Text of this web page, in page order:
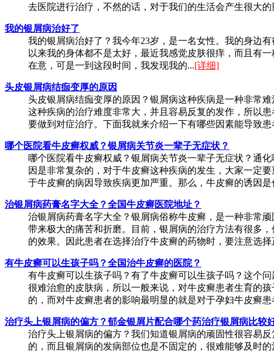
去医院进行治疗，不然的话，对于我们的生活会产生很大的
我的银屑病治好了
我的银屑病治好了？我今年23岁，是一名女性。我的身边
以来我的身体都不是太好，最近我感觉皮肤很痒，而且有
在意，可是一到这段时间，我发现我的...[详细]
头皮银屑病结痂变厚的原因
头皮银屑病结痂变厚的原因？银屑病这种疾病是一种非常
这种疾病的治疗难度非常大，并且容易反复的发作，所以
要做到对症治疗。下面我就来介绍一下有哪些因素能导致患
哪个医院看牛皮癣权威？银屑病关节炎一辈子无症状？
哪个医院看牛皮癣权威？银屑病关节炎一辈子无症状？通
因是非常复杂的，对于牛皮癣这种疾病的发生，大家一定
于牛皮癣的病因导致疾病更加严重。那么，牛皮癣的诱因是
治银屑病药膏名字大全？全国牛皮癣医院地址？
治银屑病药膏名字大全？银屑病俗称牛皮癣，是一种非常
带来极大的痛苦和折磨。目前，银屑病的治疗方法有很多
的效果。因此患者在选择治疗牛皮癣的药物时，要注意选择
有牛皮癣可以生孩子吗？全国治牛皮癣的医院？
有牛皮癣可以生孩子吗？有了牛皮癣可以生孩子吗？这个
很难治愈的皮肤病，所以一般来说，对牛皮癣患者生育的
的，而对牛皮癣患者的影响最明显的就是对于孕妇牛皮癣患
治疗头上银屑病的偏方？郁金银屑片配合哪个药治疗银屑病比较
治疗头上银屑病的偏方？我们知道银屑病的顽固性很容易
的，而且银屑病的发病部位也是不固定的，很难能够及时